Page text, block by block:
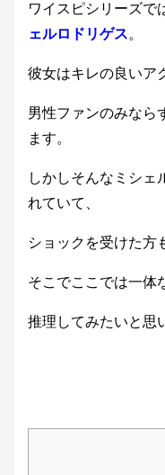
ワイスピシリーズで
ェルロドリゲス。
彼女はキレの良いア
男性ファンのみなら
ます。
しかしそんなミシェ
れていて、
ショックを受けた方
そこでここでは一体
推理してみたいと思